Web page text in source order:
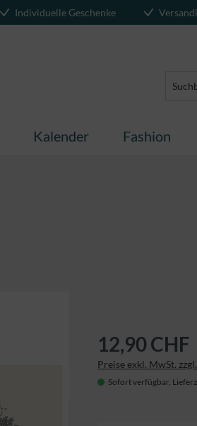
Individuelle Geschenke
Kalender Fashion
12,90 CHF
Preise exkl. MwSt.
Sofort verfügbar,